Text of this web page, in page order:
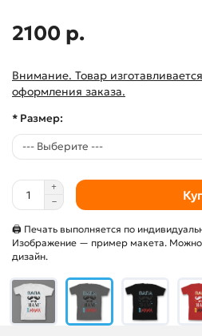
2100 р.
Внимание. Товар
оформления заказа.
* Размер:
🖨 Печать выполняется по
Изображение — пример макета. Можно
дизайн.